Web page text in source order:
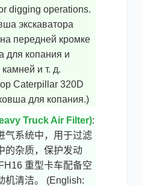
digging operations.
экскаватора
передней кромке
для копания и
и т. д.
Caterpillar 320D
для копания.)
Truck Air Filter):
气系统中，用于过滤
的杂质，保护发动
重型卡车配备空
机清洁。 (English: